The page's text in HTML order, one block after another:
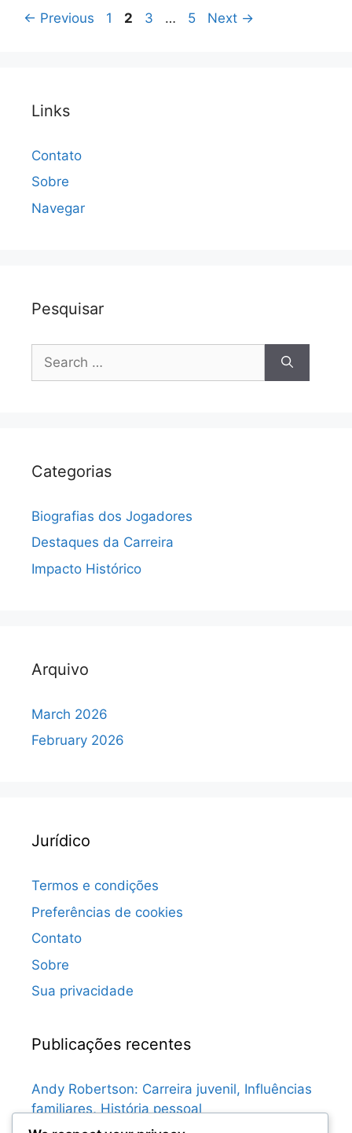
← Previous Page
1 Page
2 Page
3 … Page
5 Next →
Links
Contato
Sobre
Navegar
Pesquisar
for:
Categorias
Biografias dos Jogadores
Destaques da Carreira
Impacto Histórico
Arquivo
March 2026
February 2026
Jurídico
Termos e condições
Preferências de cookies
Contato
Sobre
Sua privacidade
Publicações recentes
Andy Robertson: Carreira juvenil, Influências
familiares, História pessoal